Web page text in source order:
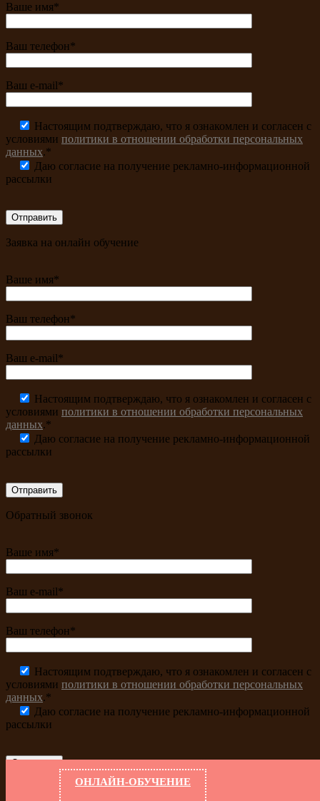
Ваше имя*
Ваш телефон*
Ваш e-mail*
Настоящим подтверждаю, что я ознакомлен и согласен с
условиями политики в отношении обработки персональных
данных.*
Даю согласие на получение рекламно-информационной
рассылки
Заявка на онлайн обучение
Ваше имя*
Ваш телефон*
Ваш e-mail*
Настоящим подтверждаю, что я ознакомлен и согласен с
условиями политики в отношении обработки персональных
данных.*
Даю согласие на получение рекламно-информационной
рассылки
Обратный звонок
Ваше имя*
Ваш e-mail*
Ваш телефон*
Настоящим подтверждаю, что я ознакомлен и согласен с
условиями политики в отношении обработки персональных
данных.*
Даю согласие на получение рекламно-информационной
рассылки
ОНЛАЙН-ОБУЧЕНИЕ